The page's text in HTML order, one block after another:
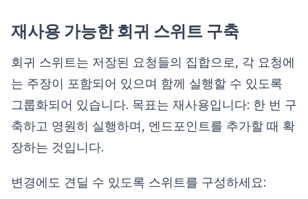
재사용 가능한 회귀 스위트 구축
회귀 스위트는 저장된 요청들의 집합으로, 각 요청에
는 주장이 포함되어 있으며 함께 실행할 수 있도록
그룹화되어 있습니다. 목표는 재사용입니다: 한 번 구
축하고 영원히 실행하며, 엔드포인트를 추가할 때 확
장하는 것입니다.
변경에도 견딜 수 있도록 스위트를 구성하세요: